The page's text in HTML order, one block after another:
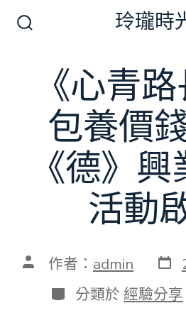
玲瓏時
《心青
包養價
《德》
活動
文 作者： admin 發
表
日
期
分
類
分類於 經驗分享